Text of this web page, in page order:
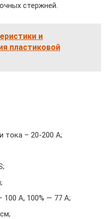
стержней.
и
пластиковой
тока – 20-200 А;
100 А, 100% — 77 А;